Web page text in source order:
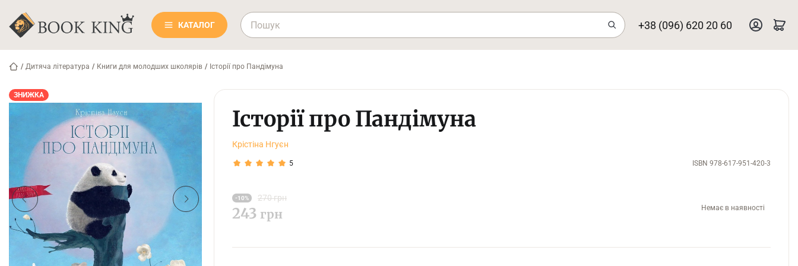
КАТАЛОГ +38 (096) 620 20 60
/ Дитяча література / Книги для молодших школярів / Історії про Пандімуна
ЗНИЖКА
Історії про Пандімуна
Крістіна Нгуєн
5 ISBN 978-617-951-420-3
-10% 270 грн
243 грн Немає в наявності